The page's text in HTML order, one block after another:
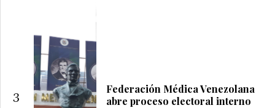
3
Federación Médica Venezolana
abre proceso electoral interno